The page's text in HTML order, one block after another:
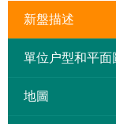
新盤描述
單位户型和平面
地圖